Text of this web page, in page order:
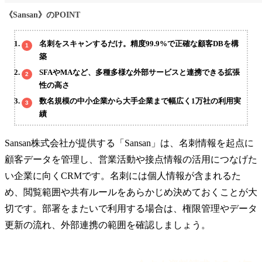
《Sansan》のPOINT
名刺をスキャンするだけ。精度99.9%で正確な顧客DBを構
築
SFAやMAなど、多種多様な外部サービスと連携できる拡張
性の高さ
数名規模の中小企業から大手企業まで幅広く1万社の利用実
績
Sansan株式会社が提供する「Sansan」は、名刺情報を起点に
顧客データを管理し、営業活動や接点情報の活用につなげた
い企業に向くCRMです。名刺には個人情報が含まれるた
め、閲覧範囲や共有ルールをあらかじめ決めておくことが大
切です。部署をまたいで利用する場合は、権限管理やデータ
更新の流れ、外部連携の範囲を確認しましょう。